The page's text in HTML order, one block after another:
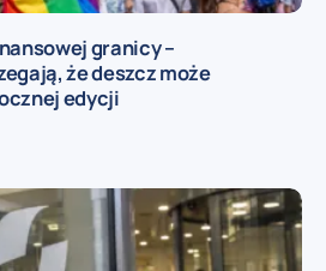
granicy –
że deszcz może
edycji